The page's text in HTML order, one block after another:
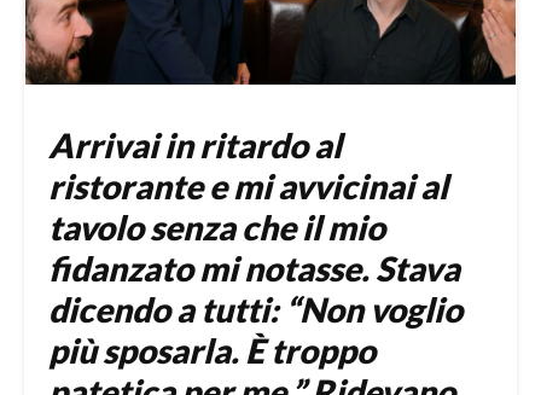
Arrivai in ritardo al
ristorante e mi avvicinai al
tavolo senza che il mio
fidanzato mi notasse. Stava
dicendo a tutti: “Non voglio
più sposarla. È troppo